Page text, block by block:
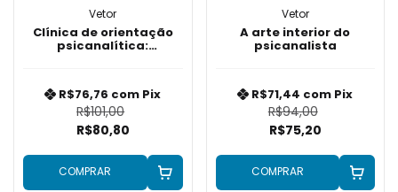
Vetor
Clínica de orientação
psicanalítica:
processo de formação
R$101,00
R$80,80
R$76,76 com Pix
COMPRAR
Vetor
A arte interior do
psicanalista
R$94,00
R$75,20
R$71,44 com Pix
COMPRAR